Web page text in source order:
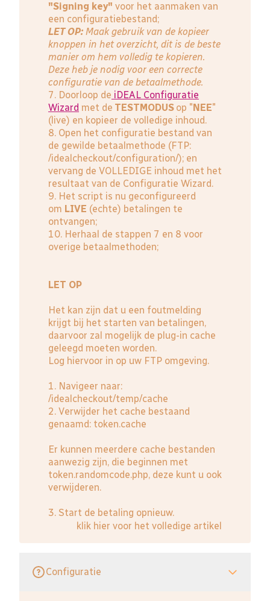
"Signing key" voor het aanmaken van
een configuratiebestand;
LET OP: Maak gebruik van de kopieer
knoppen in het overzicht, dit is de beste
manier om hem volledig te kopieren.
Deze heb je nodig voor een correcte
configuratie van de betaalmethode.
7. Doorloop de iDEAL Configuratie
Wizard met de TESTMODUS op " NEE"
(live) en kopieer de volledige inhoud.
8. Open het configuratie bestand van
de gewilde betaalmethode (FTP:
/idealcheckout/configuration/); en
vervang de VOLLEDIGE inhoud met het
resultaat van de Configuratie Wizard.
9. Het script is nu geconfigureerd
om LIVE (echte) betalingen te
ontvangen;
10. Herhaal de stappen 7 en 8 voor
overige betaalmethoden;
LET OP
Het kan zijn dat u een foutmelding
krijgt bij het starten van betalingen,
daarvoor zal mogelijk de plug-in cache
geleegd moeten worden.
Log hiervoor in op uw FTP omgeving.
1. Navigeer naar:
/idealcheckout/temp/cache
2. Verwijder het cache bestaand
genaamd: token.cache
Er kunnen meerdere cache bestanden
aanwezig zijn, die beginnen met
token.randomcode.php, deze kunt u ook
verwijderen.
3. Start de betaling opnieuw.
klik hier voor het volledige artikel
Configuratie